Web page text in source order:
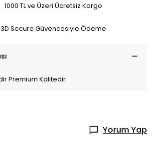
1000 TL ve Üzeri Ücretsiz Kargo
3D Secure Güvencesiyle Ödeme
Premium Kalitedir
Yorum Yap